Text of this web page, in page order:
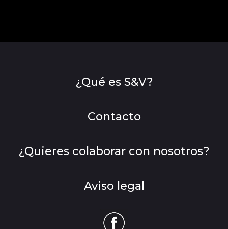
¿Qué es S&V?
Contacto
¿Quieres colaborar con nosotros?
Aviso legal